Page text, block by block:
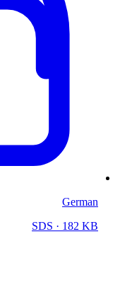
German
SDS · 182 KB